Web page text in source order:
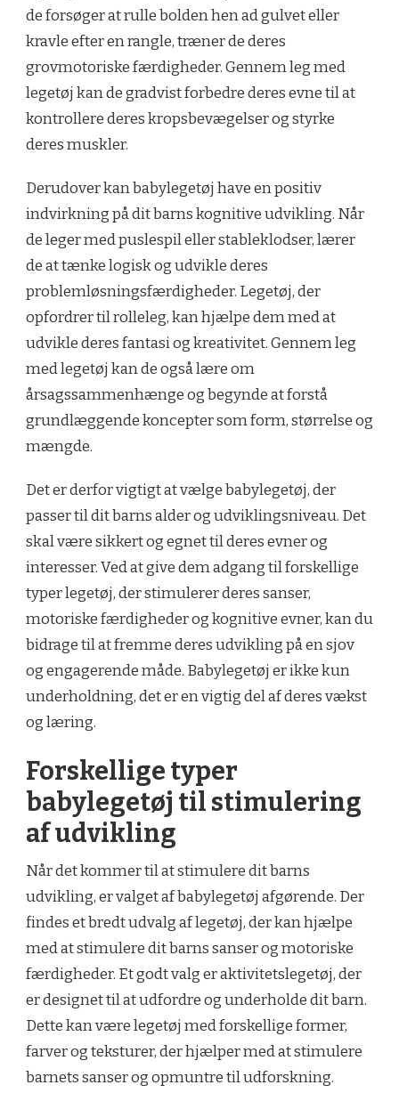
de forsøger at rulle bolden hen ad gulvet eller
kravle efter en rangle, træner de deres
grovmotoriske færdigheder. Gennem leg med
legetøj kan de gradvist forbedre deres evne til at
kontrollere deres kropsbevægelser og styrke
deres muskler.
Derudover kan babylegetøj have en positiv
indvirkning på dit barns kognitive udvikling. Når
de leger med puslespil eller stableklodser, lærer
de at tænke logisk og udvikle deres
problemløsningsfærdigheder. Legetøj, der
opfordrer til rolleleg, kan hjælpe dem med at
udvikle deres fantasi og kreativitet. Gennem leg
med legetøj kan de også lære om
årsagssammenhænge og begynde at forstå
grundlæggende koncepter som form, størrelse og
mængde.
Det er derfor vigtigt at vælge babylegetøj, der
passer til dit barns alder og udviklingsniveau. Det
skal være sikkert og egnet til deres evner og
interesser. Ved at give dem adgang til forskellige
typer legetøj, der stimulerer deres sanser,
motoriske færdigheder og kognitive evner, kan du
bidrage til at fremme deres udvikling på en sjov
og engagerende måde. Babylegetøj er ikke kun
underholdning, det er en vigtig del af deres vækst
og læring.
Forskellige typer
babylegetøj til stimulering
af udvikling
Når det kommer til at stimulere dit barns
udvikling, er valget af babylegetøj afgørende. Der
findes et bredt udvalg af legetøj, der kan hjælpe
med at stimulere dit barns sanser og motoriske
færdigheder. Et godt valg er aktivitetslegetøj, der
er designet til at udfordre og underholde dit barn.
Dette kan være legetøj med forskellige former,
farver og teksturer, der hjælper med at stimulere
barnets sanser og opmuntre til udforskning.